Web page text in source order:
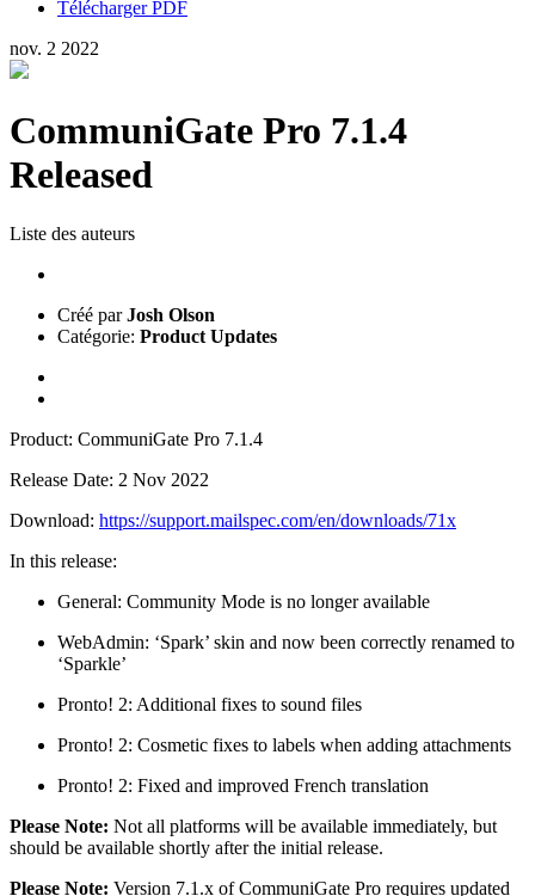
Télécharger PDF
nov. 2 2022
CommuniGate Pro 7.1.4
Released
Liste des auteurs
Créé parJosh Olson
Catégorie: Product Updates
Product: CommuniGate Pro 7.1.4
Release Date: 2 Nov 2022
Download: https://support.mailspec.com/en/downloads/71x
In this release:
General: Community Mode is no longer available
WebAdmin: ‘Spark’ skin and now been correctly renamed to
‘Sparkle’
Pronto! 2: Additional fixes to sound files
Pronto! 2: Cosmetic fixes to labels when adding attachments
Pronto! 2: Fixed and improved French translation
Please Note: Not all platforms will be available immediately, but
should be available shortly after the initial release.
Please Note: Version 7.1.x of CommuniGate Pro requires updated